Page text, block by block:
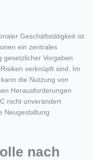
Geschäftstätigkeit ist
ein zentrales
gesetzlicher Vorgaben
verknüpft sind. Im
die Nutzung von
Herausforderungen
nicht unverändert
Neugestaltung
nach